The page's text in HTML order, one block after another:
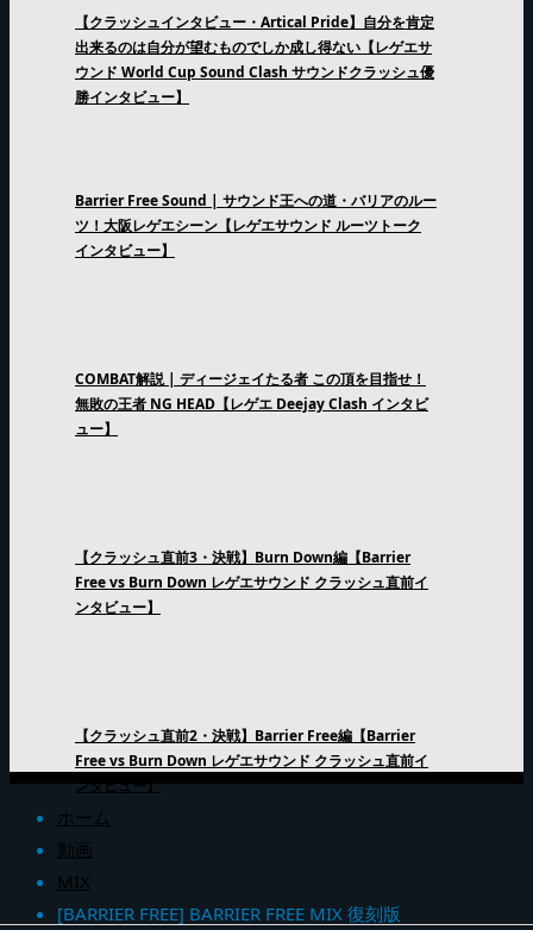
【クラッシュインタビュー・Artical Pride】自分を肯定
出来るのは自分が望むものでしか成し得ない【レゲエサ
ウンド World Cup Sound Clash サウンドクラッシュ優
勝インタビュー】
Barrier Free Sound | サウンド王への道・バリアのルー
ツ！大阪レゲエシーン【レゲエサウンド ルーツトーク
インタビュー】
COMBAT解説 | ディージェイたる者 この頂を目指せ！
無敗の王者 NG HEAD【レゲエ Deejay Clash インタビ
ュー】
【クラッシュ直前3・決戦】Burn Down編【Barrier
Free vs Burn Down レゲエサウンド クラッシュ直前イ
ンタビュー】
【クラッシュ直前2・決戦】Barrier Free編【Barrier
Free vs Burn Down レゲエサウンド クラッシュ直前イ
ンタビュー】
ホーム
動画
MIX
[BARRIER FREE] BARRIER FREE MIX 復刻版